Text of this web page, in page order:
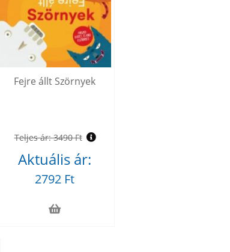
Fejre állt Szörnyek
Teljes ár:3490 Ft
Aktuális ár:
2792 Ft